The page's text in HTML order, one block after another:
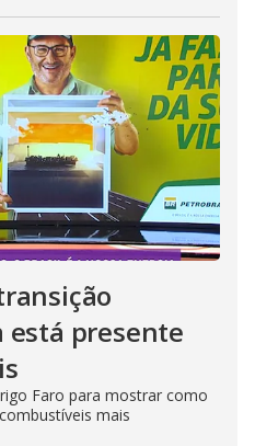
presente
Faro para mostrar como
mais